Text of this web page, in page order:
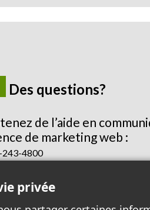
Des questions?
de l’aide en
de marketing web :
243-4800
privée